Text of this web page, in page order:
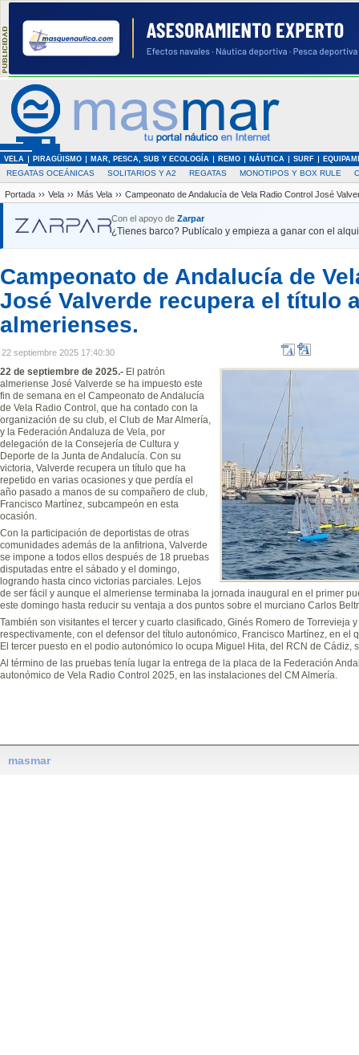
VELA PIRAGÜISMO MAR, PESCA, SUB Y ECOLOGÍA REMO NÁUTICA SURF
REGATAS OCEÁNICAS SOLITARIOS Y A2 REGATAS MONOTIPOS Y BOX RULE
Portada ›› Vela ›› Más Vela ›› Campeonato de Andalucía de Vela Radio Control José
Con el apoyo de Zarpar
¿Tienes barco? Publícalo y empieza a ganar con el
Campeonato de Andalucía de
José Valverde recupera el título
almerienses.
22 septiembre 2025 17:40:30
22 de septiembre de 2025.- El patrón
almeriense José Valverde se ha impuesto este
fin de semana en el Campeonato de Andalucía
de Vela Radio Control, que ha contado con la
organización de su club, el Club de Mar Almería,
y la Federación Andaluza de Vela, por
delegación de la Consejería de Cultura y
Deporte de la Junta de Andalucía. Con su
victoria, Valverde recupera un título que ha
repetido en varias ocasiones y que perdía el
año pasado a manos de su compañero de club,
Francisco Martínez, subcampeón en esta
ocasión.
Con la participación de deportistas de otras
comunidades además de la anfitriona, Valverde
se impone a todos ellos después de 18 pruebas
disputadas entre el sábado y el domingo,
logrando hasta cinco victorias parciales. Lejos
de ser fácil y aunque el almeriense terminaba la jornada inaugural en el primer
este domingo hasta reducir su ventaja a dos puntos sobre el murciano Carlos
También son visitantes el tercer y cuarto clasificado, Ginés Romero de Torrevieja
respectivamente, con el defensor del título autonómico, Francisco Martínez, en el
El tercer puesto en el podio autonómico lo ocupa Miguel Hita, del RCN de Cádiz,
Al término de las pruebas tenía lugar la entrega de la placa de la Federación
autonómico de Vela Radio Control 2025, en las instalaciones del CM Almería.
masmar